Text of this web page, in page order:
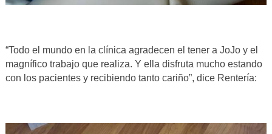
“Todo el mundo en la clínica agradecen el tener a JoJo y el
magnífico trabajo que realiza. Y ella disfruta mucho estando
con los pacientes y recibiendo tanto cariño”, dice Rentería: